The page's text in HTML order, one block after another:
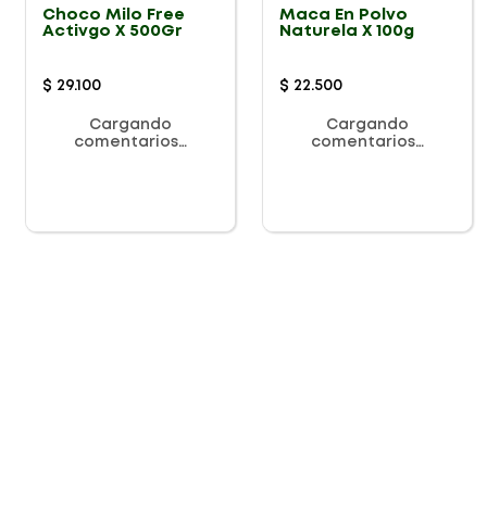
Choco Milo Free
Activgo X 500Gr
$ 29.100
Cargando
comentarios…
Maca En Polvo
Naturela X 100g
$ 22.500
Cargando
comentarios…